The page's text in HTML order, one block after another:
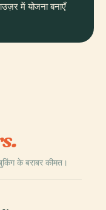
में योजना बनाएँ
के बराबर कीमत।